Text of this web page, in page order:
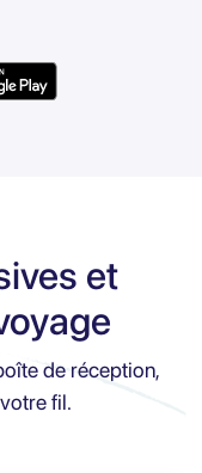
et
de réception,
fil.